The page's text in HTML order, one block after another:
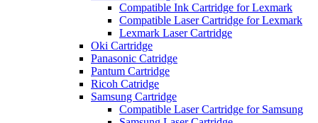
Compatible Ink Cartridge for Lexmark
Compatible Laser Cartridge for Lexmark
Lexmark Laser Cartridge
Oki Cartridge
Panasonic Catridge
Pantum Cartridge
Ricoh Catridge
Samsung Cartridge
Compatible Laser Cartridge for Samsung